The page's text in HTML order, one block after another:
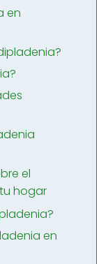
en
el
hogar
en